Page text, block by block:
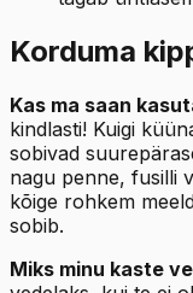
Korduma
Kas ma saan
kindlasti! Kuigi
sobivad
nagu penne, fusilli
kõige rohkem
sobib.
Miks minu kaste